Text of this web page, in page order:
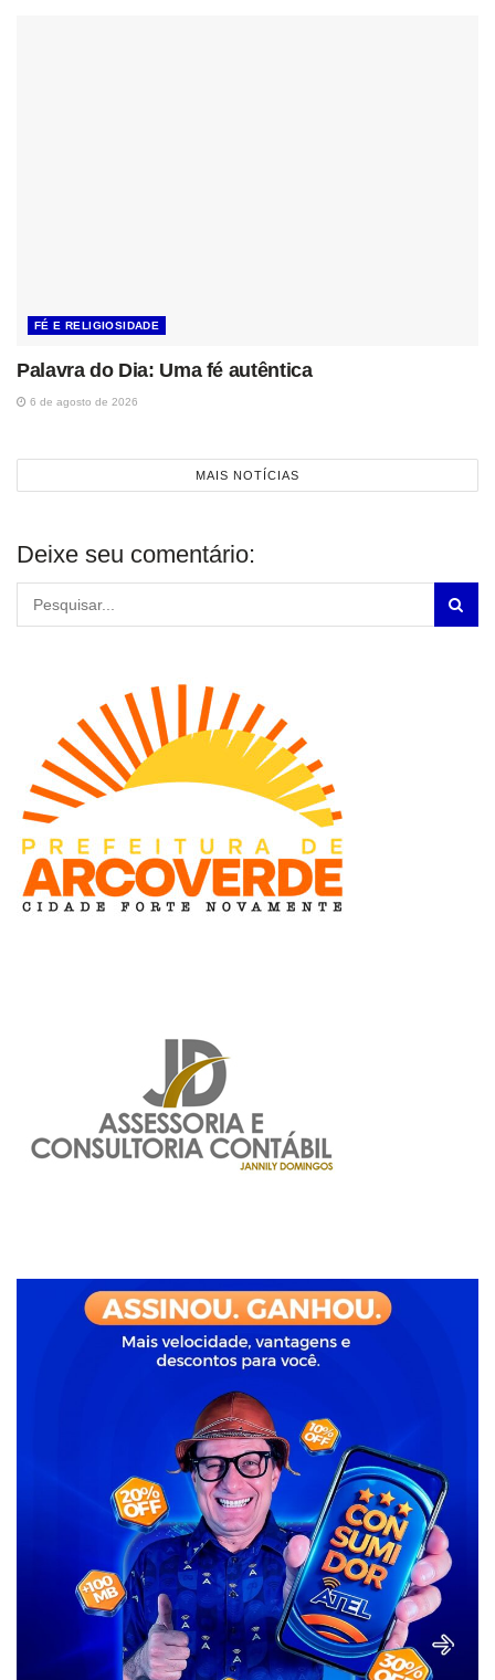
FÉ E RELIGIOSIDADE
Palavra do Dia: Uma fé autêntica
6 de agosto de 2026
MAIS NOTÍCIAS
Deixe seu comentário: